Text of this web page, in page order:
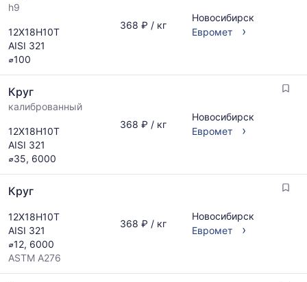
h9
12Х18Н10Т
AISI 321
⌀100
368 ₽ / кг
Новосибирск
Евромет
›
Круг
калиброванный
12Х18Н10Т
AISI 321
⌀35, 6000
368 ₽ / кг
Новосибирск
Евромет
›
Круг
12Х18Н10Т
AISI 321
⌀12, 6000
ASTM A276
368 ₽ / кг
Новосибирск
Евромет
›